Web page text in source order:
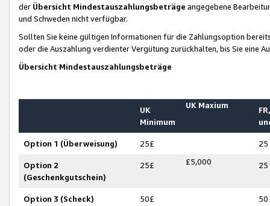
der Übersicht Mindestauszahlungsbeträge angegebene
und Schweden nicht verfügbar.
Sollten Sie keine gültigen Informationen für die Zahlungsoption
oder die Auszahlung verdienter Vergütung zurückhalten, bis Sie
Übersicht Mindestauszahlungsbeträge
UK
Minimum
UK Maxium
Option 1 (Überweisung) 25£ 25
Option 2
(Geschenkgutschein)
25£ £5,000 25
Option 3 (Scheck) 50£ 50